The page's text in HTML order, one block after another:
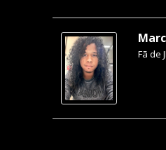
Fã de